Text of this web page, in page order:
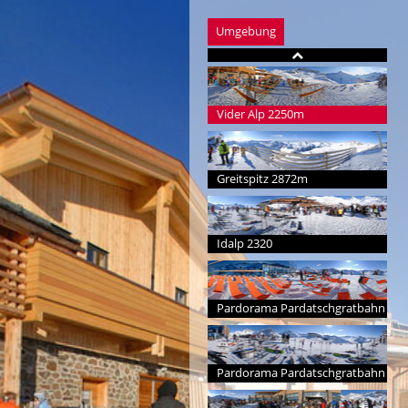
Umgebung
Vider Alp 2250m
Greitspitz 2872m
Idalp 2320
Pardorama Pardatschgratbahn
Pardorama Pardatschgratbahn